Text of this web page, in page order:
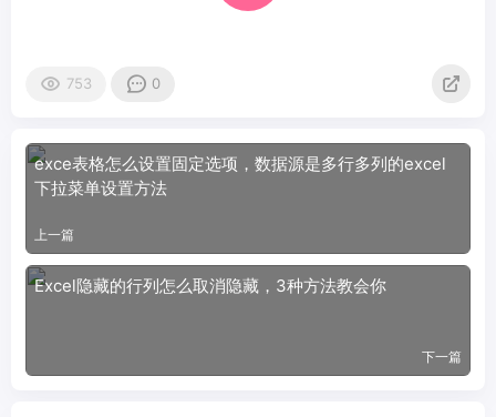
753 0
exce表格怎么设置固定选项，数据源是多行多列的excel
下拉菜单设置方法
上一篇
Excel隐藏的行列怎么取消隐藏，3种方法教会你
下一篇